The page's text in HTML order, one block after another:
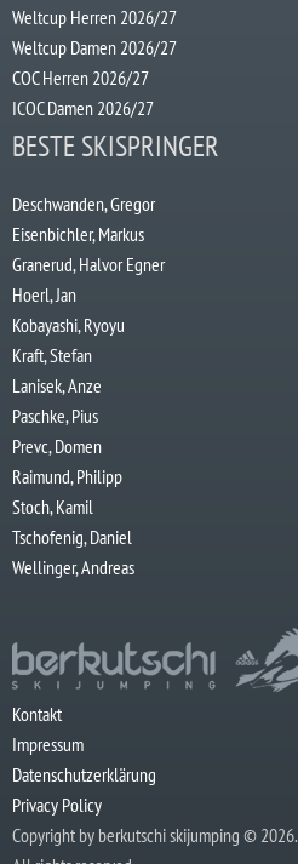
Weltcup Herren 2026/27
Weltcup Damen 2026/27
COC Herren 2026/27
ICOC Damen 2026/27
BESTE SKISPRINGER
Deschwanden, Gregor
Eisenbichler, Markus
Granerud, Halvor Egner
Hoerl, Jan
Kobayashi, Ryoyu
Kraft, Stefan
Lanisek, Anze
Paschke, Pius
Prevc, Domen
Raimund, Philipp
Stoch, Kamil
Tschofenig, Daniel
Wellinger, Andreas
Kontakt
Impressum
Datenschutzerklärung
Privacy Policy
Copyright by berkutschi skijumping © 2026.